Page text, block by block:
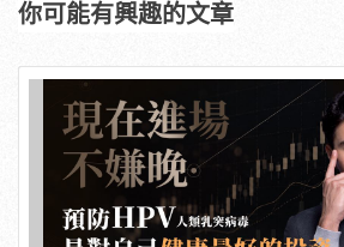
你可能有興趣的文章